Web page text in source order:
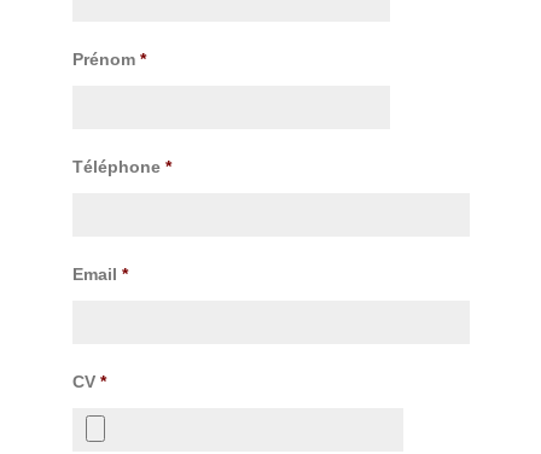
Prénom *
Téléphone *
Email *
CV *